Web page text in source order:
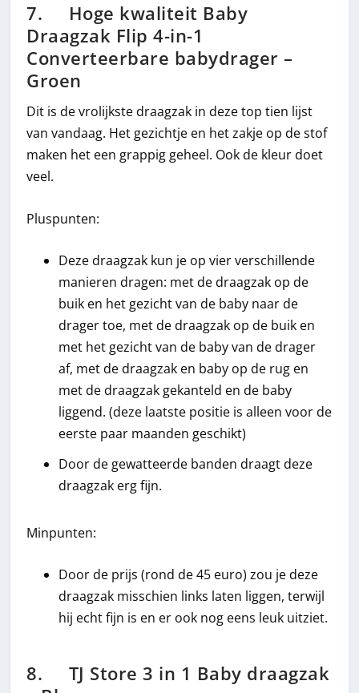
7. Hoge kwaliteit Baby
Draagzak Flip 4-in-1
Converteerbare babydrager –
Groen
Dit is de vrolijkste draagzak in deze top tien lijst
van vandaag. Het gezichtje en het zakje op de stof
maken het een grappig geheel. Ook de kleur doet
veel.
Pluspunten:
Deze draagzak kun je op vier verschillende
manieren dragen: met de draagzak op de
buik en het gezicht van de baby naar de
drager toe, met de draagzak op de buik en
met het gezicht van de baby van de drager
af, met de draagzak en baby op de rug en
met de draagzak gekanteld en de baby
liggend. (deze laatste positie is alleen voor de
eerste paar maanden geschikt)
Door de gewatteerde banden draagt deze
draagzak erg fijn.
Minpunten:
Door de prijs (rond de 45 euro) zou je deze
draagzak misschien links laten liggen, terwijl
hij echt fijn is en er ook nog eens leuk uitziet.
8. TJ Store 3 in 1 Baby draagzak